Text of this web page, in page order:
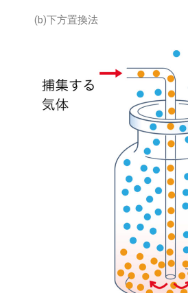
(b)下方置換法